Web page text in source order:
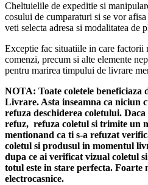
Cheltuielile de expeditie si
cosului de cumparaturi si se vor
veti selecta adresa si modalitatea de
Exceptie fac situatiile in care factorii
comenzi, precum si alte elemente
pentru marirea timpului de livrare
NOTA: Toate coletele beneficiaza
Livrare. Asta inseamna ca niciun
refuza deschiderea coletului.
refuz, refuza coletul si trimite un
mentionand ca ti s-a refuzat
coletul si produsul in momentul
dupa ce ai verificat vizual coletul
totul este in stare perfecta. Foarte
electrocasnice.